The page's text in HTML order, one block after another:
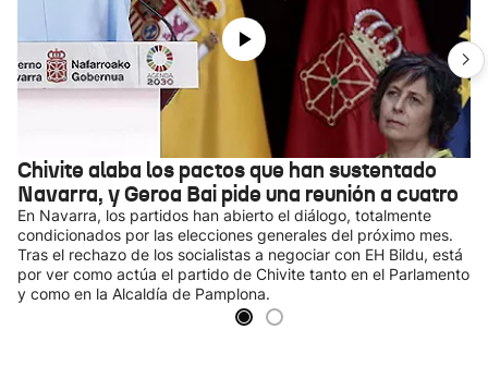
Chivite alaba los pactos que han sustentado
Navarra, y Geroa Bai pide una reunión a cuatro
En Navarra, los partidos han abierto el diálogo, totalmente
condicionados por las elecciones generales del próximo mes.
Tras el rechazo de los socialistas a negociar con EH Bildu, está
por ver como actúa el partido de Chivite tanto en el Parlamento
y como en la Alcaldía de Pamplona.